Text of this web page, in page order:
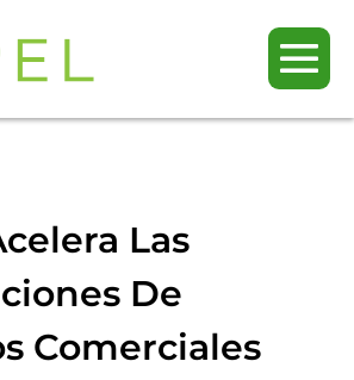
Las
De
Comerciales